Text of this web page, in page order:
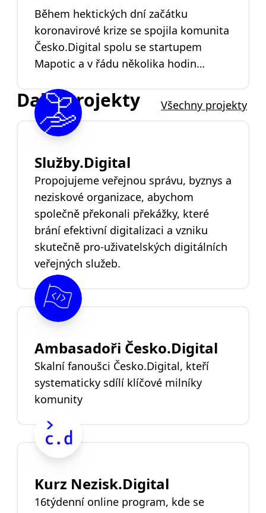
inspiroval vznik několika zahraničních
komunitních map.
Během hektických dní začátku
koronavirové krize se spojila komunita
Česko.Digital spolu se startupem
Mapotic a v řádu několika hodin
distribuci roušek.
Další projekty Všechny projekty
Služby.Digital
Propojujeme veřejnou správu, byznys a
neziskové organizace, abychom
společně překonali překážky, které
brání efektivní digitalizaci a vzniku
skutečně pro-uživatelských digitálních
veřejných služeb.
Ambasadoři Česko.Digital
Skalní fanoušci Česko.Digital, kteří
systematicky sdílí klíčové milníky
komunity
Kurz Nezisk.Digital
16týdenní online program, kde se